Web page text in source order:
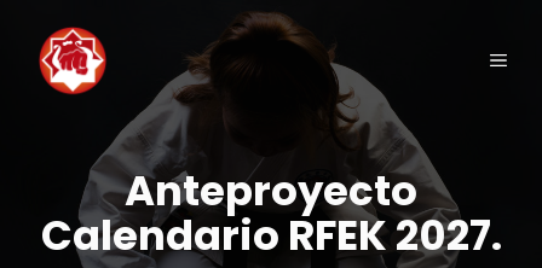
contenido
Anteproyecto
Calendario RFEK 2027.